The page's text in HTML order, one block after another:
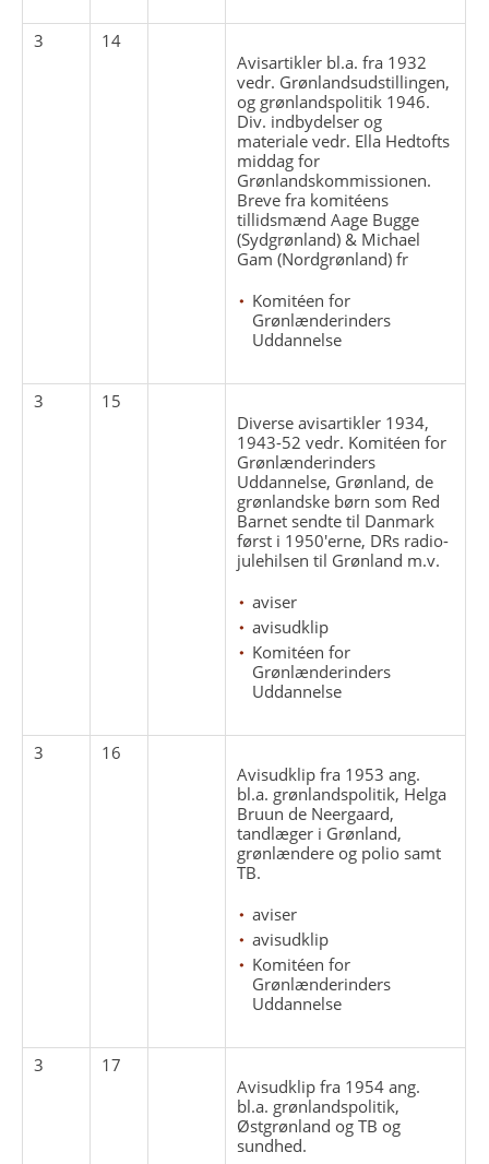
3
14
Avisartikler bl.a. fra 1932
vedr. Grønlandsudstillingen,
og grønlandspolitik 1946.
Div. indbydelser og
materiale vedr. Ella Hedtofts
middag for
Grønlandskommissionen.
Breve fra komitéens
tillidsmænd Aage Bugge
(Sydgrønland) & Michael
Gam (Nordgrønland) fr
Komitéen for
Grønlænderinders
Uddannelse
3
15
Diverse avisartikler 1934,
1943-52 vedr. Komitéen for
Grønlænderinders
Uddannelse, Grønland, de
grønlandske børn som Red
Barnet sendte til Danmark
først i 1950'erne, DRs radio-
julehilsen til Grønland m.v.
aviser
avisudklip
Komitéen for
Grønlænderinders
Uddannelse
3
16
Avisudklip fra 1953 ang.
bl.a. grønlandspolitik, Helga
Bruun de Neergaard,
tandlæger i Grønland,
grønlændere og polio samt
TB.
aviser
avisudklip
Komitéen for
Grønlænderinders
Uddannelse
3
17
Avisudklip fra 1954 ang.
bl.a. grønlandspolitik,
Østgrønland og TB og
sundhed.